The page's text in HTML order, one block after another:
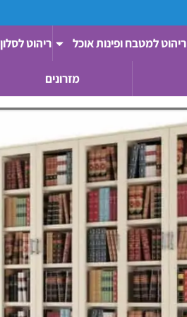
ריהוט למטבח ופינות אוכל ריהוט לסלון
מזרונים